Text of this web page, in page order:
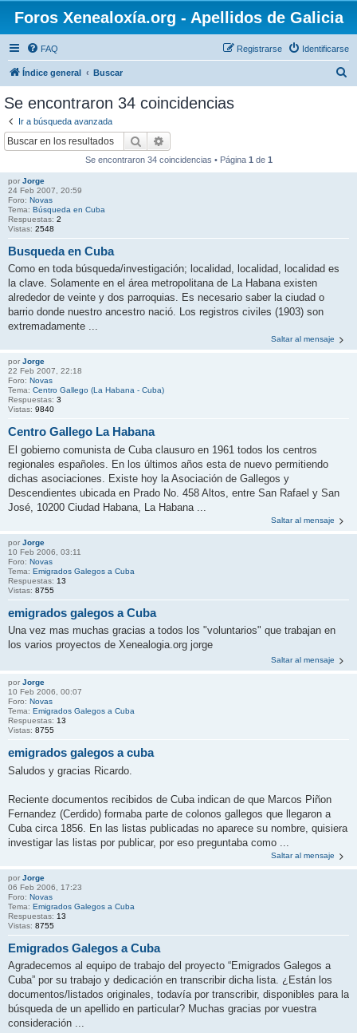
Foros Xenealoxía.org - Apellidos de Galicia
FAQ Identificarse
Registrarse
Índice general Buscar
Se encontraron 34 coincidencias
Ir a búsqueda avanzada
Buscar
Se encontraron 34 coincidencias • Página 1 de 1
por Jorge
24 Feb 2007, 20:59
Foro: Novas
Tema: Búsqueda en Cuba
Respuestas: 2
Vistas: 2548
Busqueda en Cuba
Como en toda búsqueda/investigación; localidad, localidad, localidad es
la clave. Solamente en el área metropolitana de La Habana existen
alrededor de veinte y dos parroquias. Es necesario saber la ciudad o
barrio donde nuestro ancestro nació. Los registros civiles (1903) son
extremadamente ...
Saltar al mensaje
por Jorge
22 Feb 2007, 22:18
Foro: Novas
Tema: Centro Gallego (La Habana - Cuba)
Respuestas: 3
Vistas: 9840
Centro Gallego La Habana
El gobierno comunista de Cuba clausuro en 1961 todos los centros
regionales españoles. En los últimos años esta de nuevo permitiendo
dichas asociaciones. Existe hoy la Asociación de Gallegos y
Descendientes ubicada en Prado No. 458 Altos, entre San Rafael y San
José, 10200 Ciudad Habana, La Habana ...
Saltar al mensaje
por Jorge
10 Feb 2006, 03:11
Foro: Novas
Tema: Emigrados Galegos a Cuba
Respuestas: 13
Vistas: 8755
emigrados galegos a Cuba
Una vez mas muchas gracias a todos los "voluntarios" que trabajan en
los varios proyectos de Xenealogia.org jorge
Saltar al mensaje
por Jorge
10 Feb 2006, 00:07
Foro: Novas
Tema: Emigrados Galegos a Cuba
Respuestas: 13
Vistas: 8755
emigrados galegos a cuba
Saludos y gracias Ricardo.
Reciente documentos recibidos de Cuba indican de que Marcos Piñon
Fernandez (Cerdido) formaba parte de colonos gallegos que llegaron a
Cuba circa 1856. En las listas publicadas no aparece su nombre, quisiera
investigar las listas por publicar, por eso preguntaba como ...
Saltar al mensaje
por Jorge
06 Feb 2006, 17:23
Foro: Novas
Tema: Emigrados Galegos a Cuba
Respuestas: 13
Vistas: 8755
Emigrados Galegos a Cuba
Agradecemos al equipo de trabajo del proyecto “Emigrados Galegos a
Cuba” por su trabajo y dedicación en transcribir dicha lista. ¿Están los
documentos/listados originales, todavía por transcribir, disponibles para la
búsqueda de un apellido en particular? Muchas gracias por vuestra
consideración ...